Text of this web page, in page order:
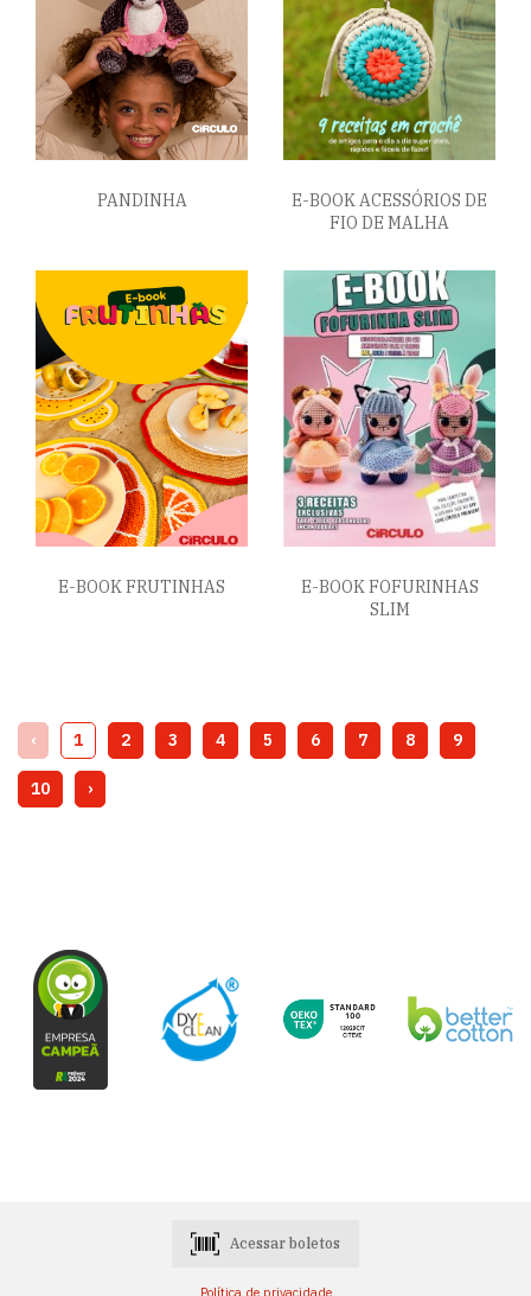
PANDINHA
E-BOOK ACESSÓRIOS DE
FIO DE MALHA
E-BOOK FRUTINHAS
E-BOOK FOFURINHAS
SLIM
‹ 1 2 3 4 5 6 7 8 9
10 ›
Acessar boletos
Política de privacidade